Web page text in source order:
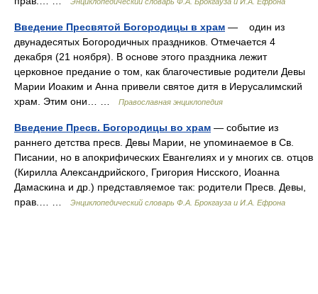
Введение Пресвятой Богородицы в храм — один из
двунадесятых Богородичных праздников. Отмечается 4
декабря (21 ноября). В основе этого праздника лежит
церковное предание о том, как благочестивые родители Девы
Марии Иоаким и Анна привели святое дитя в Иерусалимский
храм. Этим они… …
Православная энциклопедия
Введение Пресв. Богородицы во храм — событие из
раннего детства пресв. Девы Марии, не упоминаемое в Св.
Писании, но в апокрифических Евангелиях и у многих св. отцов
(Кирилла Александрийского, Григория Нисского, Иоанна
Дамаскина и др.) представляемое так: родители Пресв. Девы,
прав.… …
Энциклопедический словарь Ф.А. Брокгауза и И.А. Ефрона